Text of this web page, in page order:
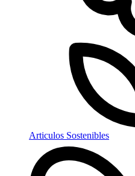
Articulos Sostenibles